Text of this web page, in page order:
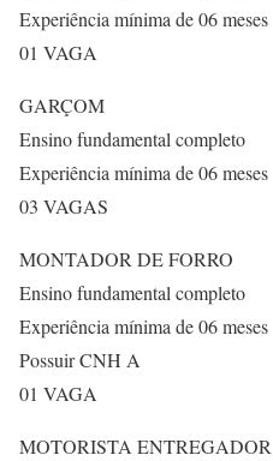
Experiência mínima de 06 meses
01 VAGA
GARÇOM
Ensino fundamental completo
Experiência mínima de 06 meses
03 VAGAS
MONTADOR DE FORRO
Ensino fundamental completo
Experiência mínima de 06 meses
Possuir CNH A
01 VAGA
MOTORISTA ENTREGADOR